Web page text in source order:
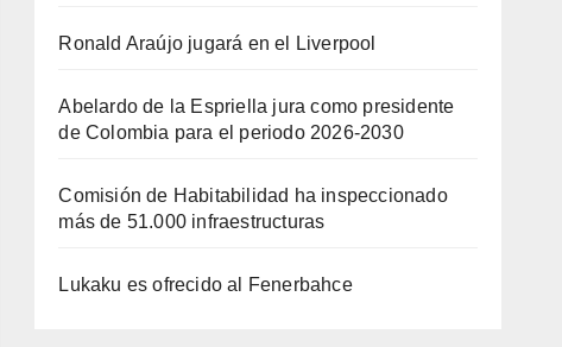
Ronald Araújo jugará en el Liverpool
Abelardo de la Espriella jura como presidente
de Colombia para el periodo 2026-2030
Comisión de Habitabilidad ha inspeccionado
más de 51.000 infraestructuras
Lukaku es ofrecido al Fenerbahce